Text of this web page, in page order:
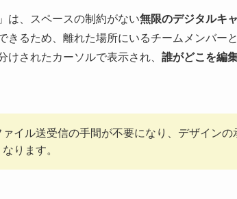
は、スペースの制約がない無限のデジタルキ
きるため、離れた場所にいるチームメンバー
けされたカーソルで表示され、 誰がどこを編
イル送受信の手間が不要になり、デザインの
ります。